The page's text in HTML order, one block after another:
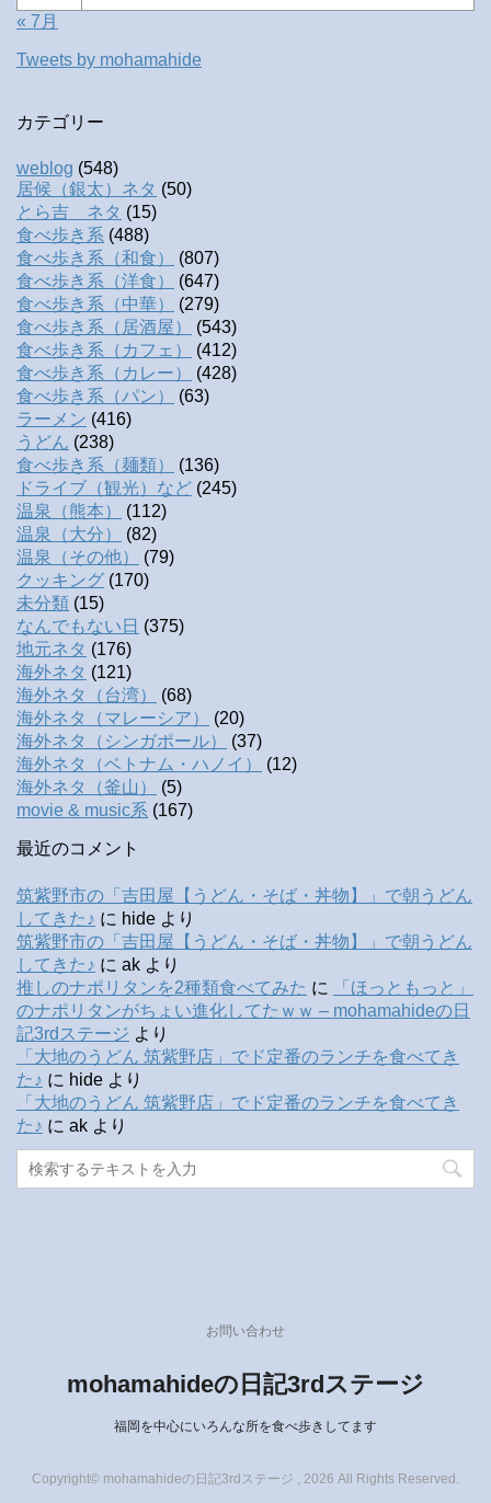
« 7月
Tweets by mohamahide
カテゴリー
weblog (548)
居候（銀太）ネタ (50)
とら吉 ネタ (15)
食べ歩き系 (488)
食べ歩き系（和食）
(807)
食べ歩き系（洋食）
(647)
食べ歩き系（中華）
(279)
食べ歩き系（居酒屋）
(543)
食べ歩き系（カフェ）
(412)
食べ歩き系（カレー）
(428)
食べ歩き系（パン）
(63)
ラーメン (416)
うどん (238)
食べ歩き系（麺類）
(136)
ドライブ（観光）など (245)
温泉（熊本）
(112)
温泉（大分）
(82)
温泉（その他）
(79)
クッキング (170)
未分類 (15)
なんでもない日 (375)
地元ネタ (176)
海外ネタ (121)
海外ネタ（台湾）
(68)
海外ネタ（マレーシア）
(20)
海外ネタ（シンガポール）
(37)
海外ネタ（ベトナム・ハノイ）
(12)
海外ネタ（釜山）
(5)
movie & music系 (167)
最近のコメント
筑紫野市の「吉田屋【うどん・そば・丼物】」で朝うどん
してきた♪ に hide より
筑紫野市の「吉田屋【うどん・そば・丼物】」で朝うどん
してきた♪ に ak より
推しのナポリタンを2種類食べてみた に
「ほっともっと」
のナポリタンがちょい進化してたｗｗ – mohamahideの日
記3rdステージ より
「大地のうどん 筑紫野店」でド定番のランチを食べてき
た♪ に hide より
「大地のうどん 筑紫野店」でド定番のランチを食べてき
た♪ に ak より
お問い合わせ
mohamahideの日記3rdステージ
福岡を中心にいろんな所を食べ歩きしてます
Copyright© mohamahideの日記3rdステージ , 2026 All Rights Reserved.